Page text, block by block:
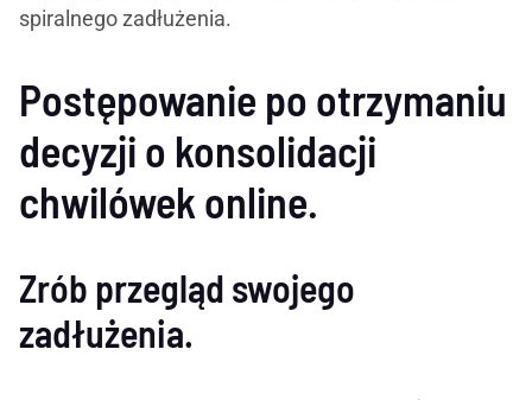
spiralnego zadłużenia.
Postępowanie po otrzymaniu
decyzji o konsolidacji
chwilówek online.
Zrób przegląd swojego
zadłużenia.